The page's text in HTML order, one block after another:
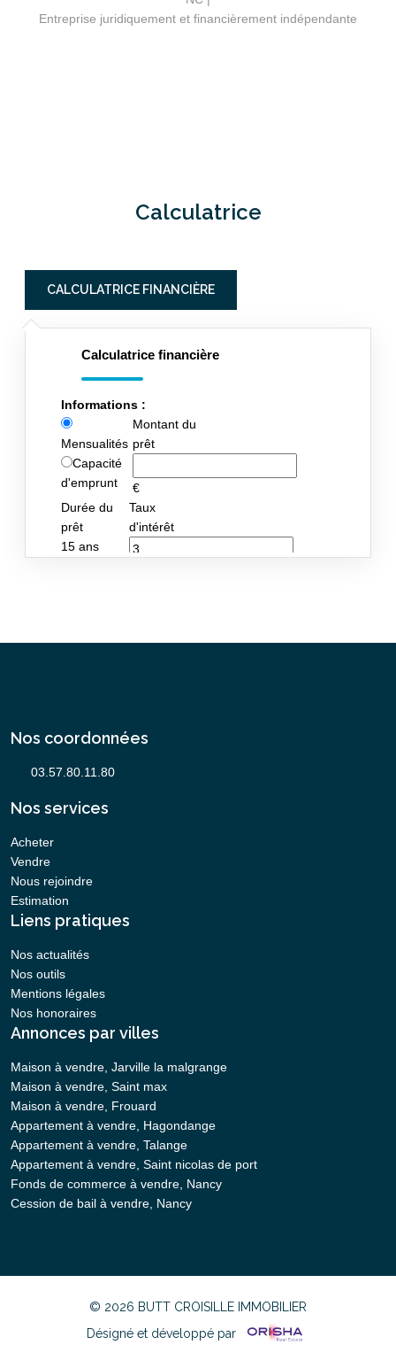
Entreprise juridiquement et financièrement indépendante
Calculatrice
CALCULATRICE FINANCIÈRE
Nos coordonnées
Nos services
Acheter
Vendre
Nous rejoindre
Estimation
Liens pratiques
Nos actualités
Nos outils
Mentions légales
Nos honoraires
Annonces par villes
Maison à vendre, Jarville la malgrange
Maison à vendre, Saint max
Maison à vendre, Frouard
Appartement à vendre, Hagondange
Appartement à vendre, Talange
Appartement à vendre, Saint nicolas de port
Fonds de commerce à vendre, Nancy
Cession de bail à vendre, Nancy
© 2026 BUTT CROISILLE IMMOBILIER
Désigné et développé par